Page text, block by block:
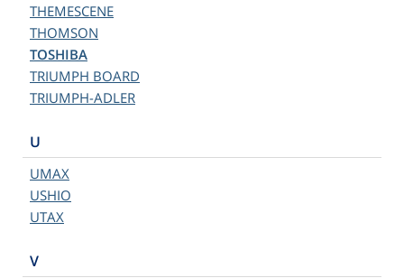
THEMESCENE
THOMSON
TOSHIBA
TRIUMPH BOARD
TRIUMPH-ADLER
U
UMAX
USHIO
UTAX
V